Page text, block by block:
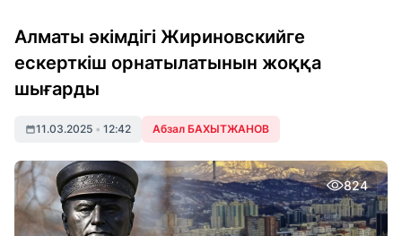
Алматы әкімдігі Жириновскийге
ескерткіш орнатылатынын жоққа
шығарды
11.03.2025 • 12:42 Абзал БАХЫТЖАНОВ
824